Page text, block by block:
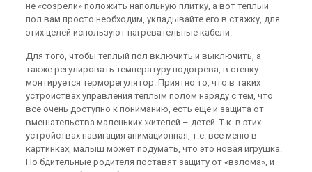
не «созрели» положить напольную плитку, а вот теплый
пол вам просто необходим, укладывайте его в стяжку, для
этих целей используют нагревательные кабели.
Для того, чтобы теплый пол включить и выключить, а
также регулировать температуру подогрева, в стенку
монтируется терморегулятор. Приятно то, что в таких
устройствах управления теплым полом наряду с тем, что
все очень доступно к пониманию, есть еще и защита от
вмешательства маленьких жителей – детей. Т.к. в этих
устройствах навигация анимационная, т.е. все меню в
картинках, малыш может подумать, что это новая игрушка.
Но бдительные родителя поставят защиту от «взлома», и